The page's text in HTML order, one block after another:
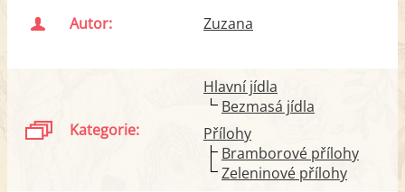
Autor: Zuzana
Kategorie:
Hlavní jídla
Bezmasá jídla
Přílohy
Bramborové přílohy
Zeleninové přílohy